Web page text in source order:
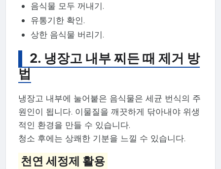
음식물 모두 꺼내기.
유통기한 확인.
상한 음식물 버리기.
2. 냉장고 내부 찌든 때 제거 방
법
냉장고 내부에 눌어붙은 음식물은 세균 번식의 주
원인이 됩니다. 이물질을 깨끗하게 닦아내야 위생
적인 환경을 만들 수 있습니다.
청소 후에는 상쾌한 기분을 느낄 수 있습니다.
천연 세정제 활용